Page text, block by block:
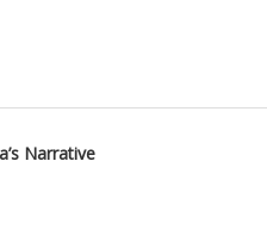
Narrative